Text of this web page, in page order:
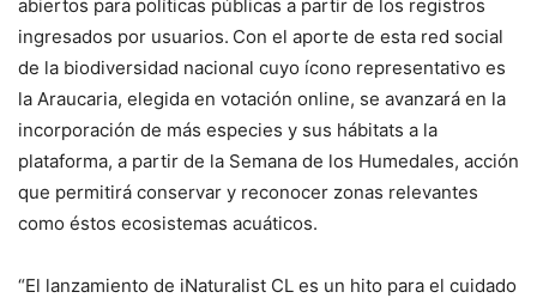
abiertos para políticas públicas a partir de los registros
ingresados por usuarios. Con el aporte de esta red social
de la biodiversidad nacional cuyo ícono representativo es
la Araucaria, elegida en votación online, se avanzará en la
incorporación de más especies y sus hábitats a la
plataforma, a partir de la Semana de los Humedales, acción
que permitirá conservar y reconocer zonas relevantes
como éstos ecosistemas acuáticos.
“El lanzamiento de iNaturalist CL es un hito para el cuidado